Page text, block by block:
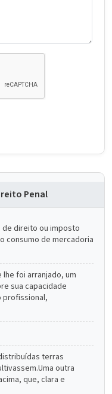
Penal
de direito ou imposto
consumo de mercadoria
foi arranjado, um
sua capacidade
profissional,
terras
outra
que, clara e